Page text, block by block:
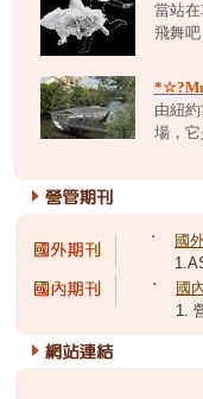
當站
飛舞
由紐
場，
˙
國
˙
國
1.